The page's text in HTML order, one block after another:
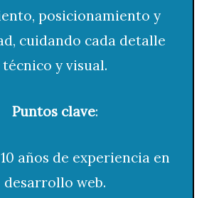
posicionamiento y
cuidando cada detalle
técnico y visual.
Puntos clave:
años de experiencia en
desarrollo web.